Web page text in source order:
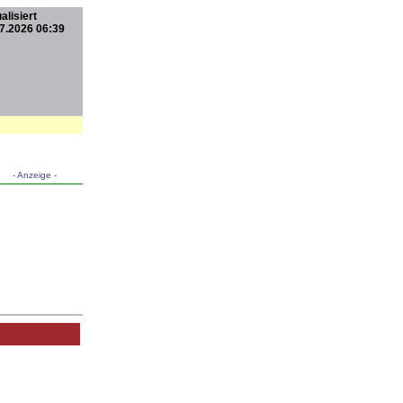
06:39
- Anzeige -